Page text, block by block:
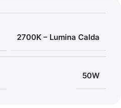
2700K – Lumina Calda
50W